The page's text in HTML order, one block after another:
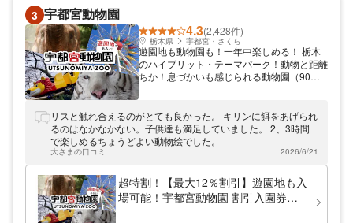
3 宇都宮動物園
4.3(2,428件)
栃木県 宇都宮・さくら
遊園地も動物園も！一年中楽しめる！ 栃木
のハイブリット・テーマパーク！動物と距離
ちか！息づかいも感じられる動物園（90種
場はプール、冬期は釣り堀も？！観覧車やジ
ェットコースター、ゴーカートなど豊富なア
トラクション！宇都宮ICから5分圏内で、日
光・那須方面からのアクセスも抜群です♪
リスと触れ合えるのがとても良かった。 キリンに餌をあげられ
るのはなかなかない。子供達も満足していました。 2、3時間
で楽しめるちょうどよい動物絵でした。
大さまの口コミ 2026/6/21
超特割！【最大12％割引】遊園地も入
場可能！宇都宮動物園 割引入園券